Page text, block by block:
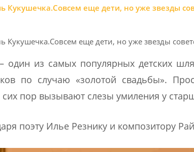
еще дети, но уже звезды
из самых популярных детских
по случаю «золотой свадьбы».
пор вызывают слезы умиления у
поэту Илье Резнику и композитору